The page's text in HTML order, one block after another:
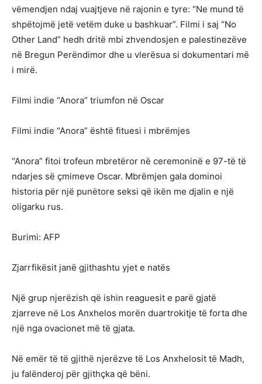
vëmendjen ndaj vuajtjeve në rajonin e tyre: “Ne mund të
shpëtojmë jetë vetëm duke u bashkuar”. Filmi i saj “No
Other Land” hedh dritë mbi zhvendosjen e palestinezëve
në Bregun Perëndimor dhe u vlerësua si dokumentari më
i mirë.
Filmi indie “Anora” triumfon në Oscar
Filmi indie “Anora” është fituesi i mbrëmjes
“Anora” fitoi trofeun mbretëror në ceremoninë e 97-të të
ndarjes së çmimeve Oscar. Mbrëmjen gala dominoi
historia për një punëtore seksi që ikën me djalin e një
oligarku rus.
Burimi: AFP
Zjarrfikësit janë gjithashtu yjet e natës
Një grup njerëzish që ishin reaguesit e parë gjatë
zjarreve në Los Anxhelos morën duartrokitje të forta dhe
një nga ovacionet më të gjata.
Në emër të të gjithë njerëzve të Los Anxhelosit të Madh,
ju falënderoj për gjithçka që bëni.